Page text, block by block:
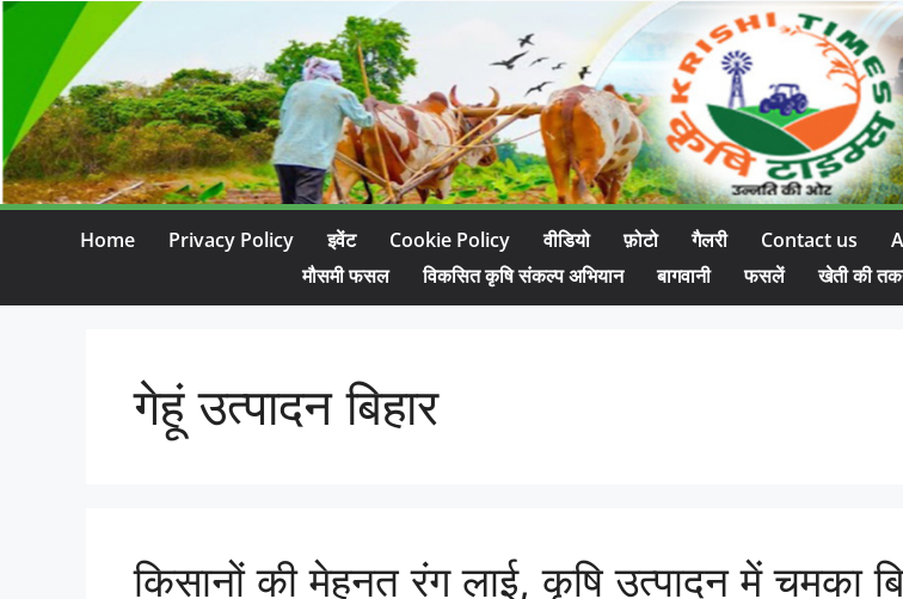
Home Privacy Policy इवेंट Cookie Policy वीडियो फ़ोटो गैलरी Contact us
मौसमी फसल
विकसित कृषि संकल्प अभियान बागवानी फसलें खेती की
गेहूं उत्पादन बिहार
किसानों की मेहनत रंग लाई, कृषि उत्पादन में चमका